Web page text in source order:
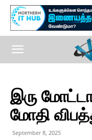
இரு
மோதி
September 8, 2025